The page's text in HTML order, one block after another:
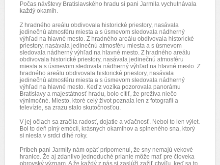
Počas návštevy Bratislavského hradu si pani Jarmila vychutnávala
každý okamih.
Z hradného areálu obdivovala historické priestory, nasávala
jedinečnú atmosféru miesta a s úsmevom sledovala nádherný
výhľad na hlavné mesto. Z hradného areálu obdivovala historické
priestory, nasávala jedinečnú atmosféru miesta a s úsmevom
sledovala nádherný výhľad na hlavné mesto. Z hradného areálu
obdivovala historické priestory, nasávala jedinečnú atmosféru
miesta a s úsmevom sledovala nádherný výhľad na hlavné mesto. Z
hradného areálu obdivovala historické priestory, nasávala
jedinečnú atmosféru miesta a s úsmevom sledovala nádherný
výhľad na hlavné mesto. Keď z vozíka pozorovala panorámu
Bratislavy a majestátnosť hradu, bolo cítiť, že prežíva niečo
výnimočné. Miesto, ktoré celý život poznala len z fotografií a
televízie, sa zrazu stalo skutočnosťou.
V jej očiach sa zračila radosť, dojatie a vďačnosť. Nebol to len výlet.
Bol to deň plný emócií, krásnych okamihov a splneného sna, ktorý
si niesla v srdci dlhé roky.
Príbeh pani Jarmily nám opäť pripomenul, že sny nemajú vekové
hranice. Že aj zdanlivo jednoduché prianie môže mať pre človeka
obrovský význam. A že každý z nás si zaslúži zažiť chvíľu, keď sa to,